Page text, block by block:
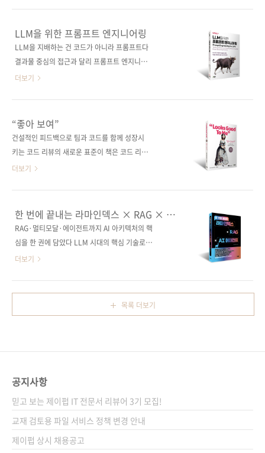
생동감 넘치는 게임 세계를 만들어보자. 도서구
[알라딘] [예스이십사] [쿠팡] 전자책 구매 사이
트(가나다순)[교보문고] [구글북스] [리디북스]
[알라딘..
경량 한국어 LLM 챗봇을 직접 만드는 실습까지
하나의 흐름으로 안내한다. 단순한 개념 설명에
그치지 않고, 구글 코랩 기반 실습을 통해 코드를
으로 익힐 수 있도록 구성했다. 특히 데이터 수
집, 분석, 시각화부터 분류와 예측, LLM과 허깅
람’에서 ‘AI를 이해하고 구현하는 사람’으로 성장
을 이끈다. AI와 챗봇 개발에 처음 도전하는 독자
를 위한 가장 현실적인 출..
LLM을 위한 프롬프트 엔지니어링
LLM을 지배하는 건 코드가 아니라 프롬프트다
결과물 중심의 접근과 달리 프롬프트 엔지니어
링 자체를 깊이 있게 탐구한 실전 가이드다.
실무에 필요한 내용을 체계적으로 다룬다. 특히
‘모델이 학습한 패턴을 모사하는 프롬프트를 설
계해야 원하는 출력을 얻을 수 있다’는 원칙을 중
정보 최소화 등 실질적인 전략을 제시한다. 프롬
프트를 ‘쓰는 법’이 아니라 ‘왜 그렇게 써야 하는
을 제공한다. 단순한 활용법을 넘어 LLM을 도구
로 활용하는 사고방식 자체를 훈련할 수 있게 돕
는다. 도서구매 사이트(가나다순) [교보문고]
[도..
더보기
“좋아 보여”
건설적인 피드백으로 팀과 코드를 함께 성장시
키는 코드 리뷰의 새로운 표준이 책은 코드 리뷰
를 긍정적이고 생산적인 경험으로 전환하는 방
들의 협업을 강화시키는 코드 리뷰를 제시한다.
리뷰 목표 수립, 변화와 장애물 대응, 다양한 적
용 옵션과 해결책, 공감할 수 있는 시나리오, 실
있다. 팀의 작업 방식에 맞춘 효율적인 리뷰 문화
를 구축하고, 코드와 팀 모두를 성장시켜보자. 도
서구매 사이트(가나다순) [교보문고] [도서11번
가] [알라딘] [예스이십사] [쿠팡] 전자책 구매 사
더보기
한 번에 끝내는 라마인덱스 × RAG × AI
에이전트
RAG·멀티모달·에이전트까지 AI 아키텍처의 핵
심을 한 권에 담았다 LLM 시대의 핵심 기술로
자리 잡은 RAG를 제대로 이해하려면, 단순히 ‘코
안정적인지, 언제 에이전트를 활용해야 하는지
를 명확하게 설명하며, LLM 기반 시스템을 ‘설
구축하는 실전 예제 코드까지 제공하여 실무에
바로 적용 가능한 역량을 쌓을 수 있게 돕는다.
튜토리얼을 넘어 실무 환경에서 반드시 필요한
판단 기준과 트러블슈팅 노하우까지 담아, RAG
기반 AI 서..
더보기
목록 더보기
공지사항
믿고 보는 제이펍 IT 전문서 리뷰어 3기 모집!
교재 검토용 파일 서비스 정책 변경 안내
제이펍 상시 채용공고